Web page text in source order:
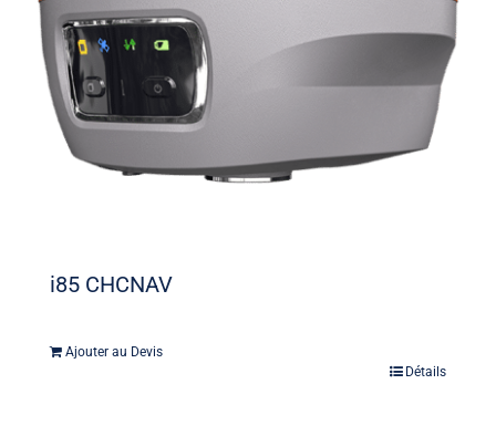
i85 CHCNAV
Ajouter au Devis
Détails